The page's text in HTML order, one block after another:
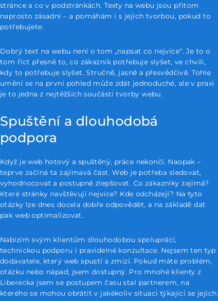
stránce a co v podstránkách. Texty na webu jsou přitom
naprosto zásadní – a pomáhám i s jejich tvorbou, pokud to
potřebujete.
Dobrý text na webu není o tom „napsat co nejvíce“. Je to o
tom říct přesně to, co zákazník potřebuje slyšet, ve chvíli,
kdy to potřebuje slyšet. Stručně, jasně a přesvědčivě. Tohle
umění se na první pohled může zdát jednoduché, ale v praxi
je to jedna z nejtěžších součástí tvorby webu.
Spuštění a dlouhodobá
podpora
Když je web hotový a spuštěný, práce nekončí. Naopak –
teprve začíná ta zajímavá část. Web je potřeba sledovat,
vyhodnocovat a postupně zlepšovat. Co zákazníky zajímá?
Které stránky navštěvují nejvíce? Kde odcházejí? Na tyto
otázky lze dnes docela dobře odpovědět, a na základě dat
pak web optimalizovat.
Nabízím svým klientům dlouhodobou spolupráci,
technickou podporu i pravidelné konzultace. Nejsem ten typ
dodavatele, který web spustí a zmizí. Pokud máte problém,
otázku nebo nápad, jsem dostupný. Pro mnohé klienty z
Liberecka jsem se postupem času stal partnerem, na
kterého se mohou obrátit v jakékoliv situaci týkající se jejich